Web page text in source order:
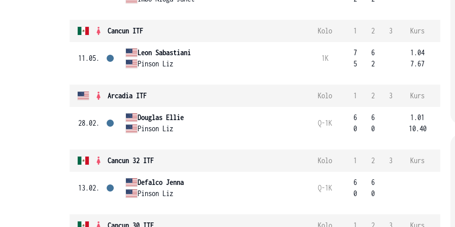
Cancun ITF Kolo 1 2 3 Kurs
11.05.
Leon Sabastiani
Pinson Liz
1K
7
5
6
2
1.04
7.67
Arcadia ITF Kolo 1 2 3 Kurs
28.02.
Douglas Ellie
Pinson Liz
Q-1K
6
0
6
0
1.01
10.40
Cancun 32 ITF Kolo 1 2 3 Kurs
13.02.
Defalco Jenna
Pinson Liz
Q-1K
6
0
6
0
Cancun 30 ITF Kolo 1 2 3 Kurs